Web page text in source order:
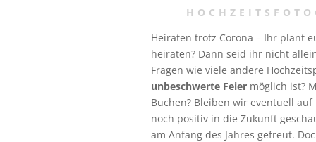
Heiraten trotz Corona – Ihr plant
heiraten? Dann seid ihr nicht
Fragen wie viele andere
unbeschwerte Feiermöglich ist?
Buchen? Bleiben wir eventuell
noch positiv in die Zukunft
am Anfang des Jahres gefreut.